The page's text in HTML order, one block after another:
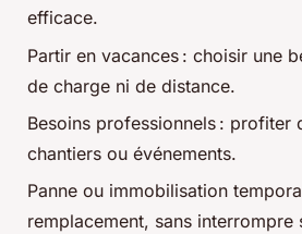
efficace.
Partir en vacances : choisir une
de charge ni de distance.
Besoins professionnels : profiter
chantiers ou événements.
Panne ou immobilisation
remplacement, sans interrompre